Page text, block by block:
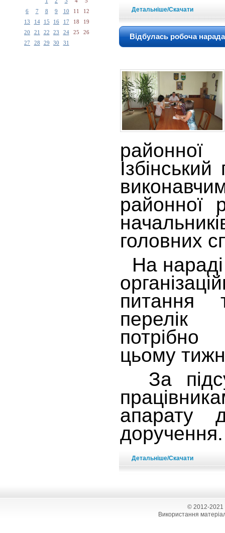
6
7 8 9 10 11
12
13
14 15 16 17 18
19
20
21 22 23 24 25
26
27
28 29 30 31
Детальніше/Скачати
Відбулась робоча
районної
головних
На нараді
питання
перелік
цьому
За
апарату
доручення.
Детальніше/Скачати
© 2012-2021
Використання